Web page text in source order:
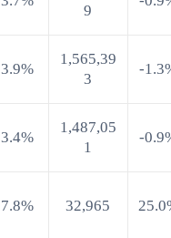
9
3.9%
1,565,39
3
-
3.4%
1,487,05
1
-
7.8% 32,965